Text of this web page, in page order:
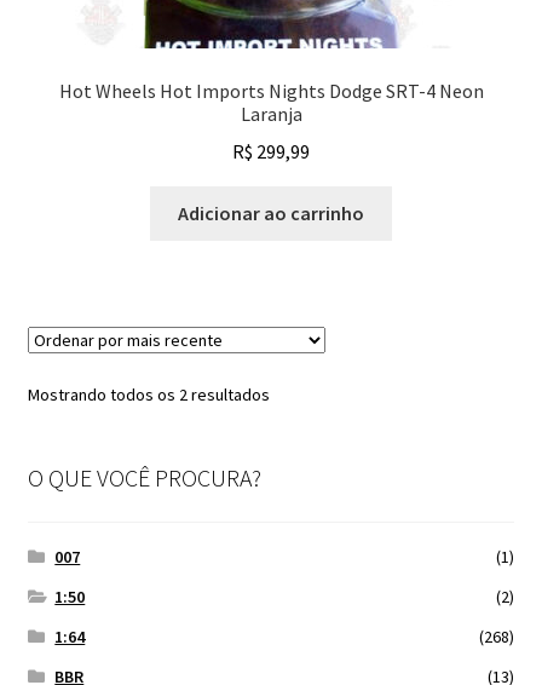
Hot Wheels Hot Imports Nights Dodge SRT-4 Neon
Laranja
R$ 299,99
Adicionar ao carrinho
Mostrando todos os 2 resultadosClassificado
O QUE VOCÊ PROCURA?
007
(1)
1:50
(2)
1:64
(268)
BBR
(13)